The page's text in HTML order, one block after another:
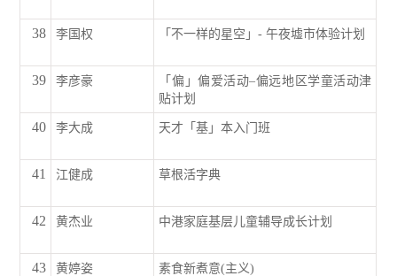
38 李国权 「不一样的星空」- 午夜墟市体验计划
39 李彦豪
「偏」偏爱活动–偏远地区学童活动津
贴计划
40 李大成 天才「基」本入门班
41 江健成 草根活字典
42 黄杰业 中港家庭基层儿童辅导成长计划
43 黄婷姿 素食新煮意(主义)